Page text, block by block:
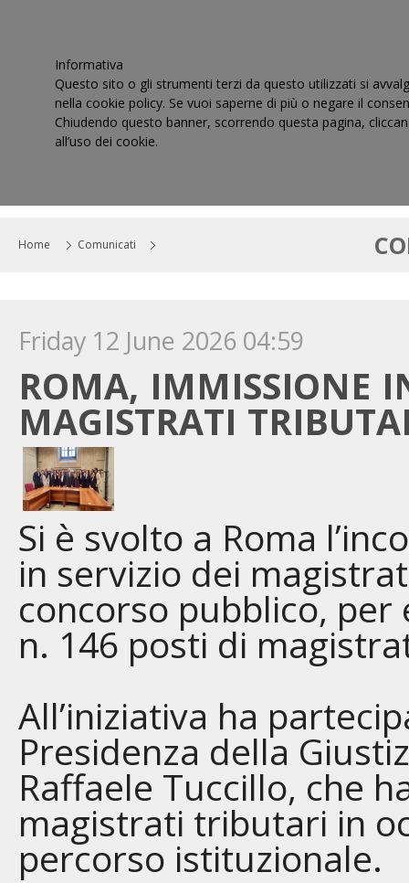
Home Comunicati
Friday 12 June 2026 04:59
ROMA, IMMISSIONE
MAGISTRATI
Si è svolto a Roma
in servizio dei
concorso pubblico,
n. 146 posti di
All’iniziativa ha
Presidenza della
Raffaele Tuccillo, che
magistrati tributari in
percorso istituzionale.
Informativa
Questo sito o gli strumenti terzi da questo utilizzati si
nella cookie policy. Se vuoi saperne di più o negare il
Chiudendo questo banner, scorrendo questa pagina,
all’uso dei cookie.